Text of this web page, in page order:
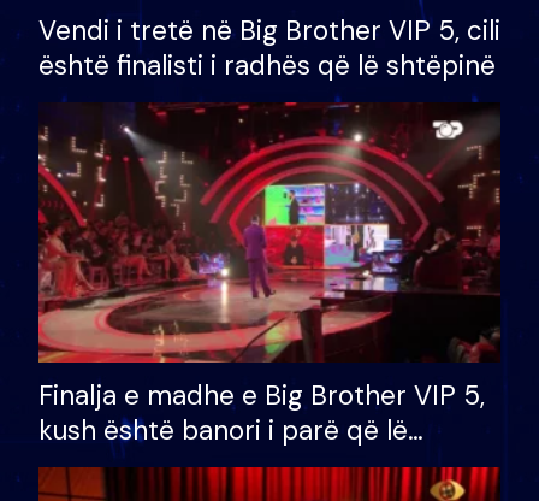
Vendi i tretë në Big Brother VIP 5, cili
është finalisti i radhës që lë shtëpinë
Finalja e madhe e Big Brother VIP 5,
kush është banori i parë që lë
shtëpinë dhe humb mundësinë për